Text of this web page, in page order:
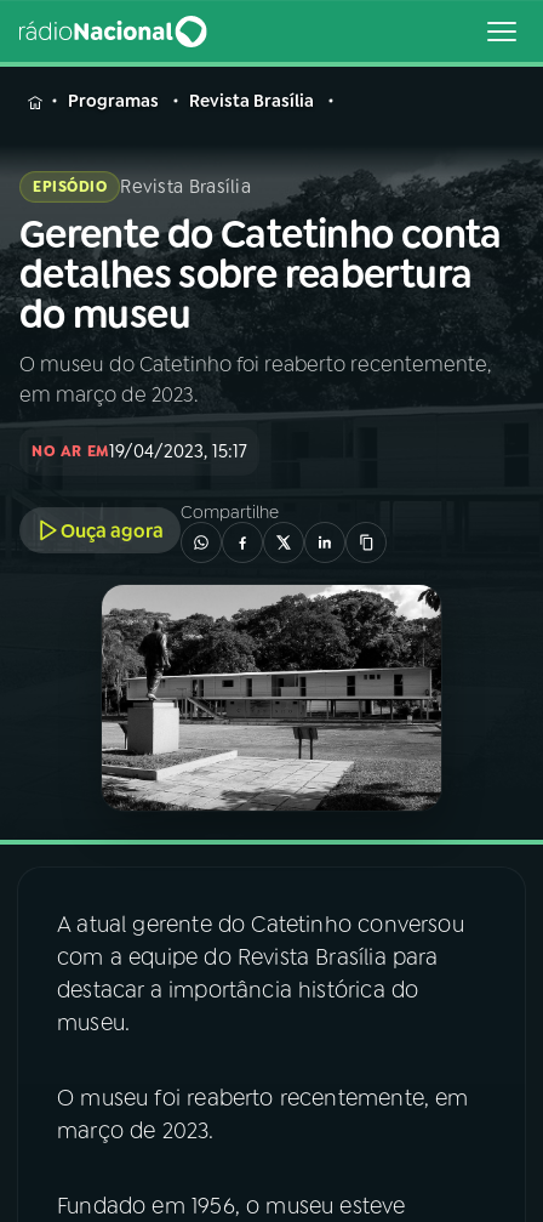
MENU
Buscar
na
Rádio
Nacional
Buscar
AO VIVO
INÍCIO
A RÁDIO
PROGRAMAÇÃO
PROGRAMAS
PODCASTS
06VIDEOCASTS
07ÚLTIMAS
08 FESTIVAL DE MÚSICA
YouTube
Instagram
Programas Revista Brasília
EPISÓDIO Revista Brasília
Gerente do Catetinho conta
detalhes sobre reabertura
do museu
O museu do Catetinho foi reaberto recentemente,
em março de 2023.
NO AR EM19/04/2023, 15:17
Ouça agora
Compartilhe
A atual gerente do Catetinho conversou
com a equipe do Revista Brasília para
destacar a importância histórica do
museu.
O museu foi reaberto recentemente, em
março de 2023.
Fundado em 1956, o museu esteve